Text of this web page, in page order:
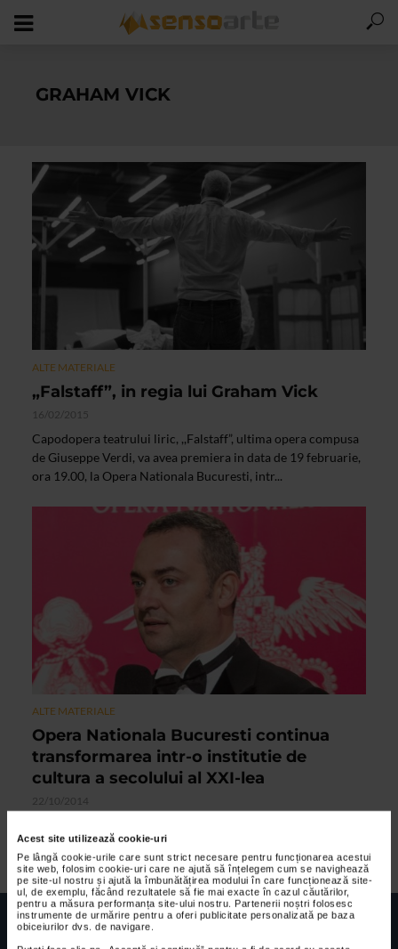
Acest site utilizează cookie-uri
Pe lângă cookie-urile care sunt strict necesare pentru funcționarea acestui
site web, folosim cookie-uri care ne ajută să înțelegem cum se navighează
pe site-ul nostru și ajută la îmbunătățirea modului în care funcționează site-
ul, de exemplu, făcând rezultatele să fie mai exacte în cazul căutărilor,
pentru a măsura performanța site-ului nostru. Partenerii noștri folosesc
instrumente de urmărire pentru a oferi publicitate personalizată pe baza
obiceiurilor dvs. de navigare.
GRAHAM VICK
ALTE MATERIALE
„Falstaff”, in regia lui Graham Vick
16/02/2015
Capodopera teatrului liric, ,,Falstaff”, ultima opera compusa
de Giuseppe Verdi, va avea premiera in data de 19 februarie,
ora 19.00, la Opera Nationala Bucuresti, intr...
ALTE MATERIALE
Opera Nationala Bucuresti continua
transformarea intr-o institutie de
cultura a secolului al XXI-lea
22/10/2014
de spectacole cu acustica imbunatațita, care va permite
reprezentatii artistice de o calitate...